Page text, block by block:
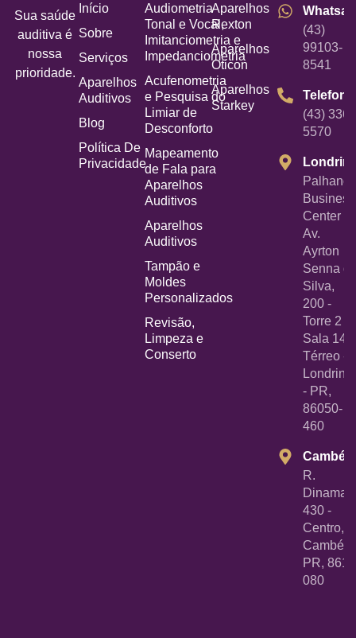
Sua saúde
auditiva é
nossa
prioridade.
Início
Sobre
Serviços
Aparelhos
Auditivos
Blog
Política De
Privacidade
Audiometria
Tonal e Vocal,
Imitanciometria e
Impedanciometria
Acufenometria
e Pesquisa do
Limiar de
Desconforto
Mapeamento
de Fala para
Aparelhos
Auditivos
Aparelhos
Auditivos
Tampão e
Moldes
Personalizados
Revisão,
Limpeza e
Conserto
Aparelhos
Rexton
Aparelhos
Oticon
Aparelhos
Starkey
(43)
99103-
8541
Telefone
(43)
5570
Palhano
Business
Center -
Av.
Ayrton
Senna
Silva,
200 -
Torre 2 -
Sala 14
Térreo -
Londrina
- PR,
86050-
460
Cambé
R.
430 -
Centro,
Cambé -
PR,
080